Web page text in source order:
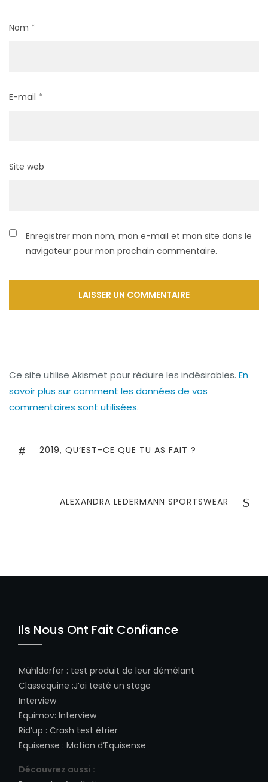
Nom *
E-mail *
Site web
Enregistrer mon nom, mon e-mail et mon site dans le
navigateur pour mon prochain commentaire.
Ce site utilise Akismet pour réduire les indésirables. En
savoir plus sur comment les données de vos
commentaires sont utilisées.
de
PREVIOUS
2019, QU’EST-CE QUE TU AS FAIT ?
NEXT
ALEXANDRA LEDERMANN SPORTSWEAR
Ils Nous Ont Fait Confiance
Mühldorfer : test produit de leur démélant
Classequine :J’ai testé un stage
Interview
Equimov: Interview
Rid’up : Crash test étrier
Equisense : Motion d’Equisense
Découvrez aussi :